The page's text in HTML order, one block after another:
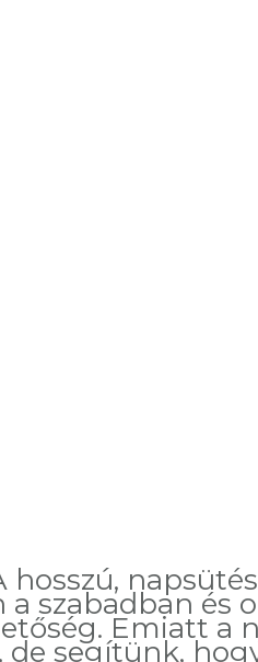
szabadban és
Emiatt a
de segítünk,